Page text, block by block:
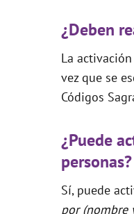
¿Deben
La
vez que se
Códigos
¿Puede
personas?
Sí, puede
por (nombre